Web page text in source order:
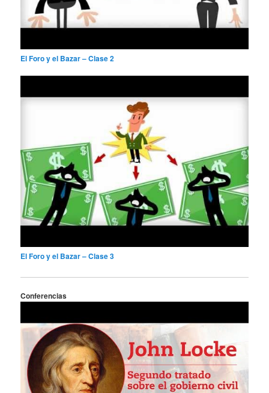
El Foro y el Bazar – Clase 2
El Foro y el Bazar – Clase 3
Conferencias